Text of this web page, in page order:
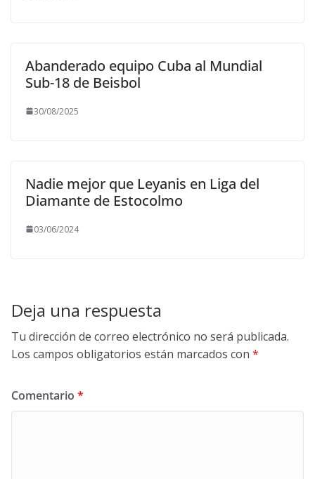
Abanderado equipo Cuba al Mundial
Sub-18 de Beisbol
30/08/2025
Nadie mejor que Leyanis en Liga del
Diamante de Estocolmo
03/06/2024
Deja una respuesta
Tu dirección de correo electrónico no será publicada.
Los campos obligatorios están marcados con *
Comentario *